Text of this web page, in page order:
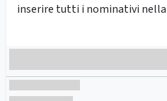
inserire tutti i nominativi nella